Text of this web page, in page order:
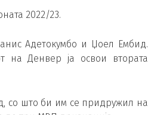
2022/23.
Адетокумбо и Џоел Ембид.
на Денвер ја освои втората
со што би им се придружил на